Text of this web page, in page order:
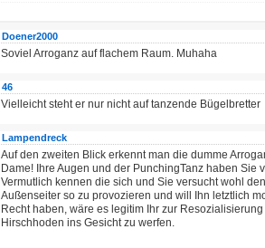
Doener2000
Soviel Arroganz auf flachem Raum. Muhaha
46
Vielleicht steht er nur nicht auf tanzende Bügelbretter
Lampendreck
Auf den zweiten Blick erkennt man die dumme
Dame! Ihre Augen und der PunchingTanz haben Sie
Vermutlich kennen die sich und Sie versucht wohl
Außenseiter so zu provozieren und will Ihn letztlich
Recht haben, wäre es legitim Ihr zur
Hirschhoden ins Gesicht zu werfen.